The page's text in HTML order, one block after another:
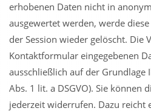
erhobenen Daten nicht in
ausgewertet werden, werde
der Session wieder gelöscht. Die
Kontaktformular eingegebenen
ausschließlich auf der Grundlage
Abs. 1 lit. a DSGVO). Sie können
jederzeit widerrufen. Dazu